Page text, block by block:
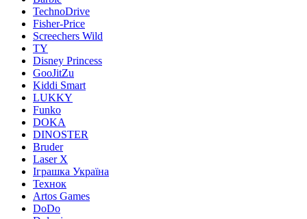
TechnoDrive
Fisher-Price
Screechers Wild
TY
Disney Princess
GooJitZu
Kiddi Smart
LUKKY
Funko
DOKA
DINOSTER
Bruder
Laser X
Іграшка Україна
Технок
Artos Games
DoDo